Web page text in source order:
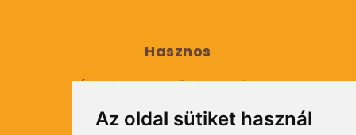
Az oldal sütiket használ
Hasznos
Általános Szerződési Feltételek
Adatkezelési tájékoztató